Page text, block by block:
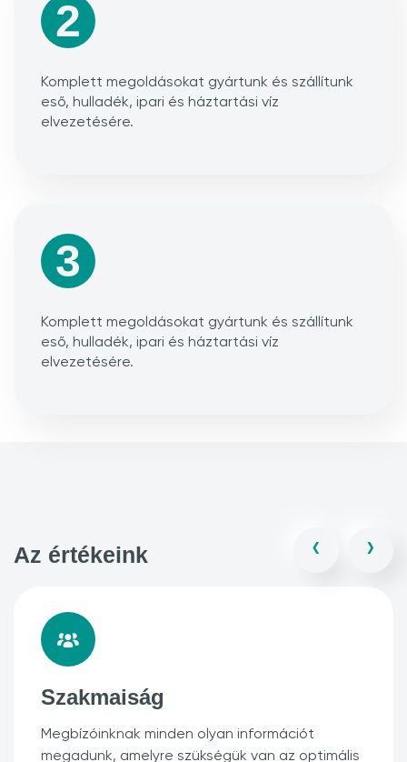
2
Komplett megoldásokat gyártunk és szállítunk
eső, hulladék, ipari és háztartási víz
elvezetésére.
3
Komplett megoldásokat gyártunk és szállítunk
eső, hulladék, ipari és háztartási víz
elvezetésére.
Az értékeink
Szakmaiság
Megbízóinknak minden olyan információt
megadunk, amelyre szükségük van az optimális
‹ ›